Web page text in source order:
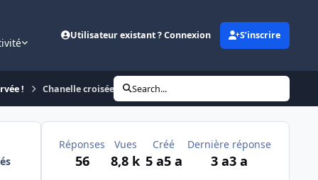
Utilisateur existant ? Connexion S’inscrire
! Chanelle croisée shih tzu âgée de 14 ans
Search...
Réponses
56
Vues
8,8 k
Créé
5 a5 a
Dernière réponse
3 a3 a